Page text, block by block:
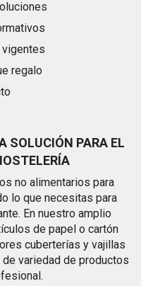
SOLUCIÓN PARA EL
no alimentarios para
lo que necesitas para
En nuestro amplio
de papel o cartón
cuberterías y vajillas
variedad de productos
regalo